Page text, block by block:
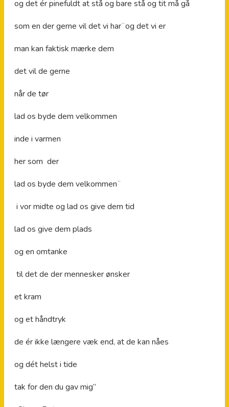
og det ér pinefuldt at stå og bare stå og tit må gå
som en der gerne vil det vi har¨og det vi er
man kan faktisk mærke dem
det vil de gerne
når de tør
lad os byde dem velkommen
inde i varmen
her som der
lad os byde dem velkommen¨
i vor midte og lad os give dem tid
lad os give dem plads
og en omtanke
til det de der mennesker ønsker
et kram
og et håndtryk
de ér ikke længere væk end, at de kan nåes
og dét helst i tide
tak for den du gav mig”